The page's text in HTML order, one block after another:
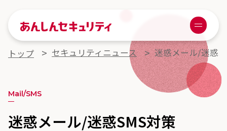
あんしんセキュリティ
Menu
トップ セキュリティニュース 迷惑メール/迷惑
Mail/SMS
迷惑メール/迷惑SMS対策